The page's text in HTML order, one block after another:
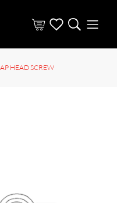
HEAD SCREW